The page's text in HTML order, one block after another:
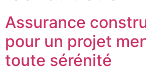
Assurance
pour un projet
toute sérénité